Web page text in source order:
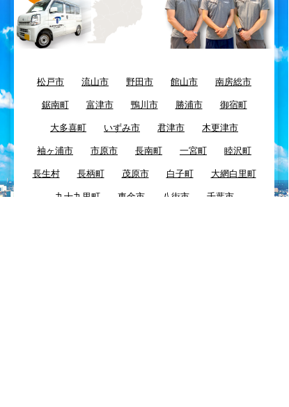
松戸市 流山市 野田市 館山市 南房総市
鋸南町 富津市 鴨川市 勝浦市 御宿町
大多喜町 いずみ市 君津市 木更津市
袖ヶ浦市 市原市 長南町 一宮町 睦沢町
長生村 長柄町 茂原市 白子町 大網白里町
九十九里町 東金市 八街市 千葉市